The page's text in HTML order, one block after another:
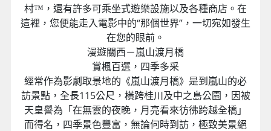
『歡樂小小兵樂園』
身心靈充分享受到自由無比
在巨大圓頂螢幕上播放小小黃人們的大鬧劇，身臨其
境的影像讓您完全沉浸其中，超令人興奮的飛車全新
登場！ 故事舞臺為怪盜格魯的宅邸兼研究室。全面領
略無比自由、充滿正義感的小黃人可愛風貌歡迎您一
同參與可愛又調皮的歡樂現場！
『哈利波特的魔法世界』
身體裡沉睡的魔法即將醒來